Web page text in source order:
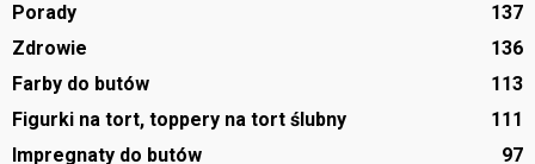
Porady
137
Zdrowie
136
Farby do butów
113
Figurki na tort, toppery na tort ślubny
111
Impregnaty do butów
97